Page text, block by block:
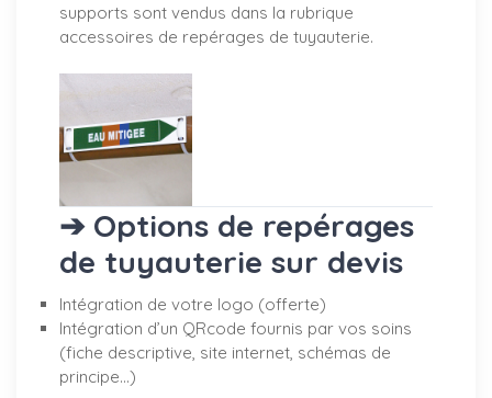
supports sont vendus dans la rubrique
accessoires de repérages de tuyauterie.
➔ Options de repérages
de tuyauterie sur devis
Intégration de votre logo (offerte)
Intégration d’un QRcode fournis par vos soins
(fiche descriptive, site internet, schémas de
principe…)